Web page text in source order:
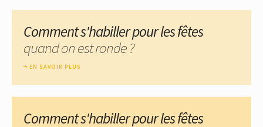
Comment s'habiller pour les fêtes
quand on est ronde ?
EN SAVOIR PLUS
Comment s'habiller pour les fêtes